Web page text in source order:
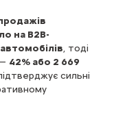
на B2B-
, тоді
42% або 2 669
сильні